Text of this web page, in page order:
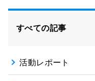
すべての記事
活動レポート